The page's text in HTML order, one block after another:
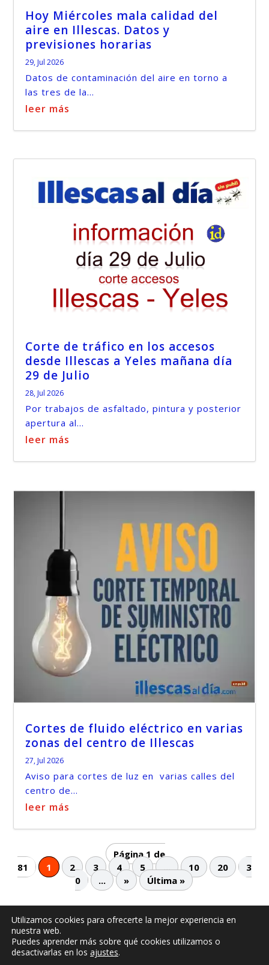
Hoy Miércoles mala calidad del
aire en Illescas. Datos y
previsiones horarias
29, Jul 2026
Datos de contaminación del aire en torno a
las tres de la...
leer más
Corte de tráfico en los accesos
desde Illescas a Yeles mañana día
29 de Julio
28, Jul 2026
Por trabajos de asfaltado, pintura y posterior
apertura al...
leer más
Cortes de fluido eléctrico en varias
zonas del centro de Illescas
27, Jul 2026
Aviso para cortes de luz en varias calles del
centro de...
leer más
Página 1 de
81
1 2 3 4 5 ... 10 20
3
0
... » Última »
© -
Política de privacidad
Utilizamos cookies para ofrecerte la mejor experiencia en
nuestra web.
Puedes aprender más sobre qué cookies utilizamos o
desactivarlas en los ajustes.